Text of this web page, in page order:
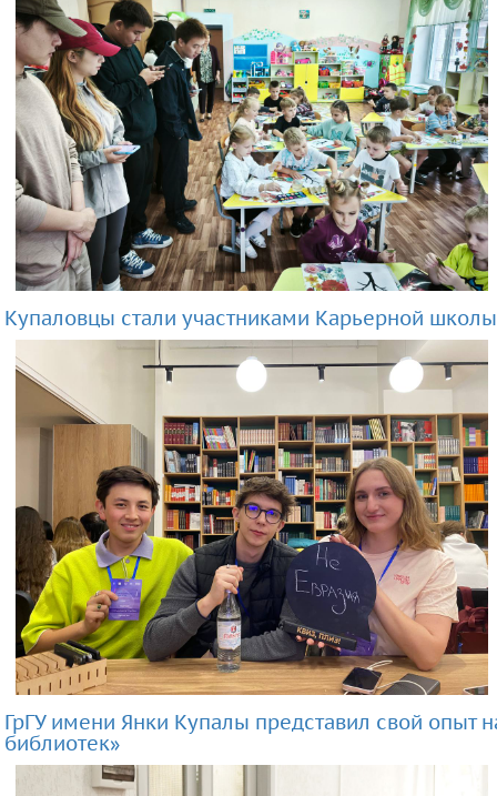
Купаловцы стали участниками Карьерной
ГрГУ имени Янки Купалы представил свой
библиотек»